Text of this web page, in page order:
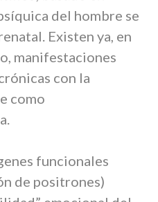
del hombre se
Existen ya, en
manifestaciones
con la
como
funcionales
de positrones)